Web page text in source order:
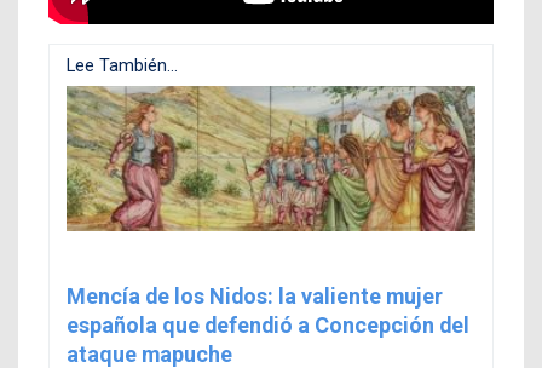
Lee También...
Mencía de los Nidos: la valiente mujer
española que defendió a Concepción del
ataque mapuche